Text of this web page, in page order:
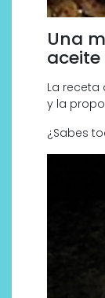
Una
aceite
La
y la
¿Sabes